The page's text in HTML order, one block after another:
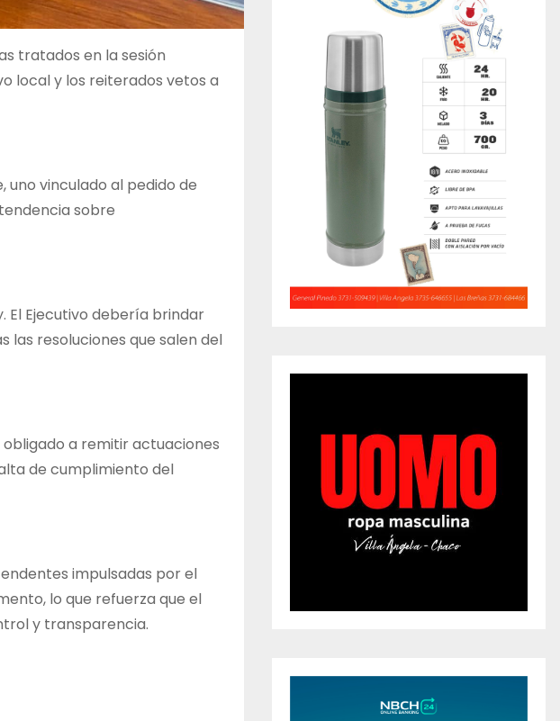
tratados en la sesión
local y los reiterados vetos a
uno vinculado al pedido de
sobre
El Ejecutivo debería brindar
las resoluciones que salen del
a remitir actuaciones
de cumplimiento del
impulsadas por el
lo que refuerza que el
y transparencia.